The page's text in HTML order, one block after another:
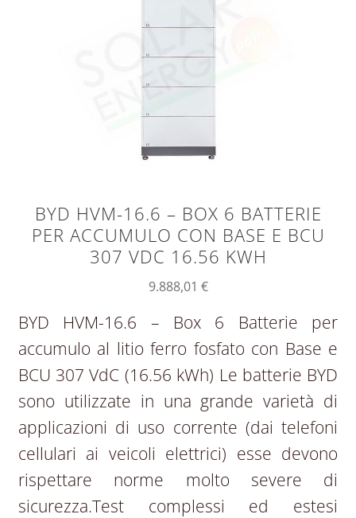
BYD HVM-16.6 – BOX 6 BATTERIE
PER ACCUMULO CON BASE E BCU
307 VDC 16.56 KWH
9.888,01 €
BYD HVM-16.6 – Box 6 Batterie per
accumulo al litio ferro fosfato con Base e
BCU 307 VdC (16.56 kWh) Le batterie BYD
sono utilizzate in una grande varietà di
applicazioni di uso corrente (dai telefoni
cellulari ai veicoli elettrici) esse devono
rispettare norme molto severe di
sicurezza.Test complessi ed estesi